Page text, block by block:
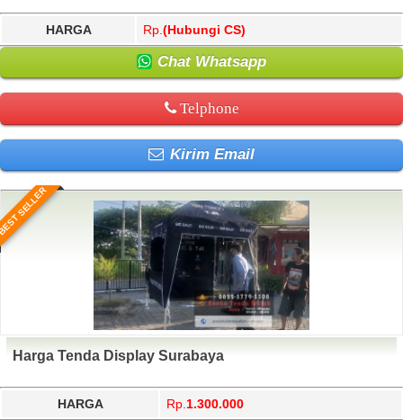
HARGA Rp. (Hubungi CS)
Chat Whatsapp
Telphone
Kirim Email
SELLER
Harga Tenda Display Surabaya
HARGA Rp. 1.300.000